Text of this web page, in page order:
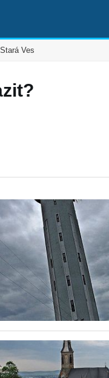
Stará Ves